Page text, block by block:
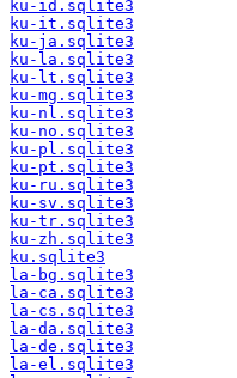
ku-id.sqlite3
ku-it.sqlite3
ku-ja.sqlite3
ku-la.sqlite3
ku-lt.sqlite3
ku-mg.sqlite3
ku-nl.sqlite3
ku-no.sqlite3
ku-pl.sqlite3
ku-pt.sqlite3
ku-ru.sqlite3
ku-sv.sqlite3
ku-tr.sqlite3
ku-zh.sqlite3
ku.sqlite3
la-bg.sqlite3
la-ca.sqlite3
la-cs.sqlite3
la-da.sqlite3
la-de.sqlite3
la-el.sqlite3